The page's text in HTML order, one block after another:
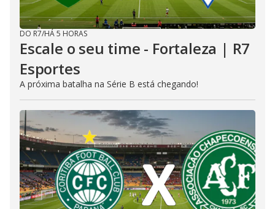
DO R7/HÁ 5 HORAS
Escale o seu time - Fortaleza | R7
Esportes
A próxima batalha na Série B está chegando!